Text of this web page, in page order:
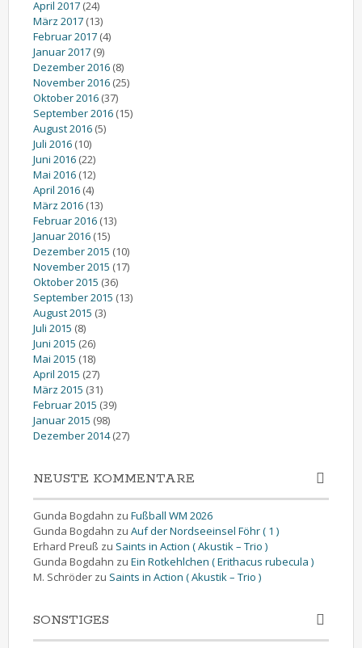
April 2017 (24)
März 2017 (13)
Februar 2017 (4)
Januar 2017 (9)
Dezember 2016 (8)
November 2016 (25)
Oktober 2016 (37)
September 2016 (15)
August 2016 (5)
Juli 2016 (10)
Juni 2016 (22)
Mai 2016 (12)
April 2016 (4)
März 2016 (13)
Februar 2016 (13)
Januar 2016 (15)
Dezember 2015 (10)
November 2015 (17)
Oktober 2015 (36)
September 2015 (13)
August 2015 (3)
Juli 2015 (8)
Juni 2015 (26)
Mai 2015 (18)
April 2015 (27)
März 2015 (31)
Februar 2015 (39)
Januar 2015 (98)
Dezember 2014(27)
NEUSTE KOMMENTARE
Gunda Bogdahn zu Fußball WM 2026
Gunda Bogdahn zu Auf der Nordseeinsel Föhr ( 1 )
Erhard Preuß zu Saints in Action ( Akustik – Trio )
Gunda Bogdahn zu Ein Rotkehlchen ( Erithacus rubecula )
M. Schröder zu Saints in Action ( Akustik – Trio )
SONSTIGES